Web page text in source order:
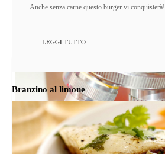
Anche senza carne questo burger vi conquisterà!
LEGGI TUTTO...
Branzino al limone